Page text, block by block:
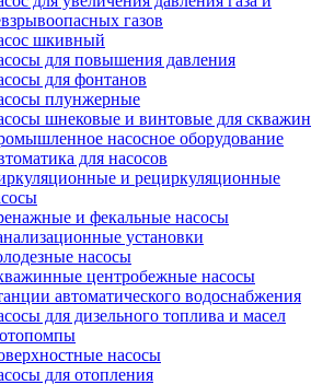
газов
шкивный
для повышения давления
для фонтанов
плунжерные
шнековые и винтовые для скважин
насосное оборудование
для насосов
и рециркуляционные
и фекальные насосы
установки
насосы
центробежные насосы
автоматического водоснабжения
для дизельного топлива и масел
насосы
для отопления